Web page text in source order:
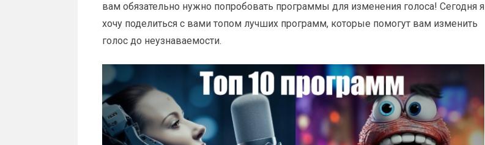
вам обязательно нужно попробовать программы для изменения голоса! Сегодня я
хочу поделиться с вами топом лучших программ, которые помогут вам изменить
голос до неузнаваемости.